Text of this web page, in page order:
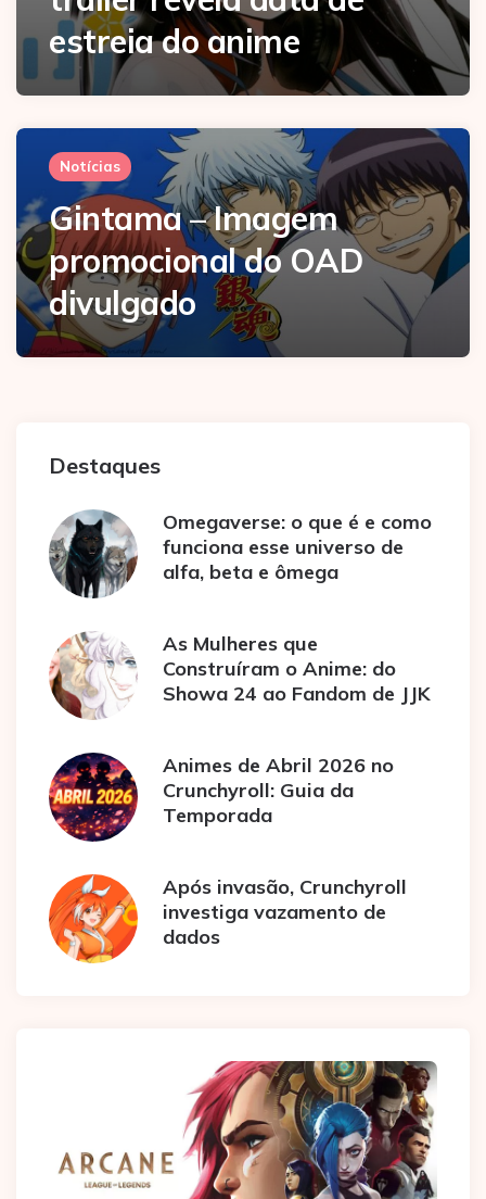
estreia do anime
Notícias
Gintama – Imagem
promocional do OAD
divulgado
Destaques
Omegaverse: o que é e como
funciona esse universo de
alfa, beta e ômega
As Mulheres que
Construíram o Anime: do
Showa 24 ao Fandom de JJK
Animes de Abril 2026 no
Crunchyroll: Guia da
Temporada
Após invasão, Crunchyroll
investiga vazamento de
dados